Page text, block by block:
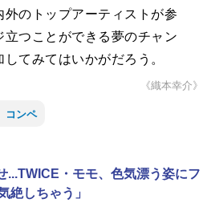
のトップアーティストが参
つことができる夢のチャン
てみてはいかがだろう。
《織本幸介》
コンペ
...TWICE・モモ、色気漂う姿にフ
絶しちゃう」